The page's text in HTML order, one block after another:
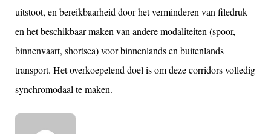
uitstoot, en bereikbaarheid door het verminderen van filedruk
en het beschikbaar maken van andere modaliteiten (spoor,
binnenvaart, shortsea) voor binnenlands en buitenlands
transport. Het overkoepelend doel is om deze corridors volledig
synchromodaal te maken.